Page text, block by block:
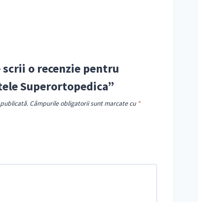
o recenzie pentru
Superortopedica”
Câmpurile obligatorii sunt marcate cu *